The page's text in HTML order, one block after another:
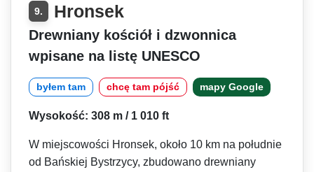
9. Hronsek
Drewniany kościół i dzwonnica
wpisane na listę UNESCO
byłem tam chcę tam pójść mapy Google
Wysokość: 308 m / 1 010 ft
W miejscowości Hronsek, około 10 km na południe
od Bańskiej Bystrzycy, zbudowano drewniany